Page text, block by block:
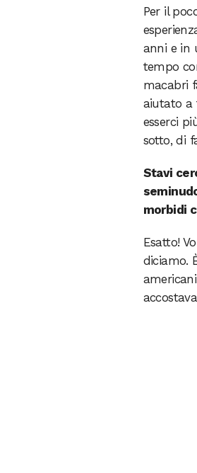
Per il
anni e in
tempo
macabri
aiutato a
esserci
sotto, di
Stavi
morbidi
Esatto!
diciamo.